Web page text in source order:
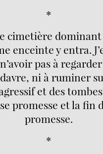
*
cimetière
enceinte y entra.
pas à
ni à ruminer
et des
promesse et la fin
promesse.
*